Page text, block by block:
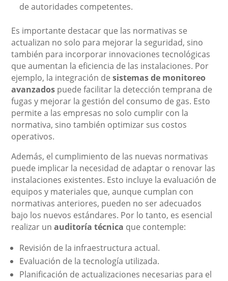
de autoridades competentes.
Es importante destacar que las normativas se
actualizan no solo para mejorar la seguridad, sino
también para incorporar innovaciones tecnológicas
que aumentan la eficiencia de las instalaciones. Por
ejemplo, la integración desistemas de monitoreo
avanzados puede facilitar la detección temprana de
fugas y mejorar la gestión del consumo de gas. Esto
permite a las empresas no solo cumplir con la
normativa, sino también optimizar sus costos
operativos.
Además, el cumplimiento de las nuevas normativas
puede implicar la necesidad de adaptar o renovar las
instalaciones existentes. Esto incluye la evaluación de
equipos y materiales que, aunque cumplan con
normativas anteriores, pueden no ser adecuados
bajo los nuevos estándares. Por lo tanto, es esencial
realizar unauditoría técnica que contemple:
Revisión de la infraestructura actual.
Evaluación de la tecnología utilizada.
Planificación de actualizaciones necesarias para el